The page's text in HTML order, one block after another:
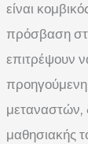
είναι
πρόσβαση
επιτρέψουν
μεταναστών,
μαθησιακής